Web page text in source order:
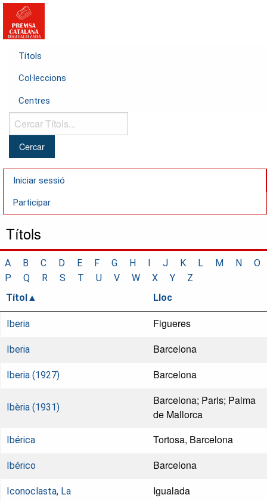
Títols
Col·leccions
Centres
Cercar
Títols...
Iniciar sessió
Participar
Títols
A B C D E F G H I J K L M N
O
P
Q R S T U V W X Y
Z
Títol
Lloc
Iberia Figueres
Iberia Barcelona
Iberia (1927) Barcelona
Ibèria (1931)
Barcelona; Paris; Palma
de Mallorca
Ibérica Tortosa, Barcelona
Ibérico Barcelona
Iconoclasta, La Igualada